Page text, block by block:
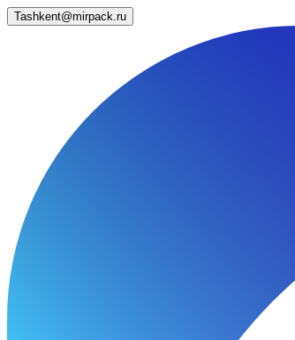
Tashkent@mirpack.ru